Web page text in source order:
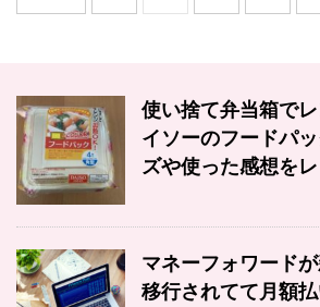
使い捨て弁当箱で
イソーのフードパ
ズや使った感想を
マネーフォワード
移行されてて月額